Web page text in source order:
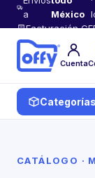
a
México
Facturación
Cuenta
Categorías
CATÁLOGO ·